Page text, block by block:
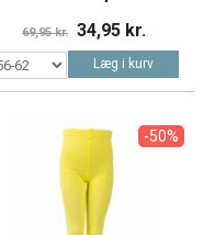
69,95 kr. 34,95 kr.
Læg i kurv
-50%